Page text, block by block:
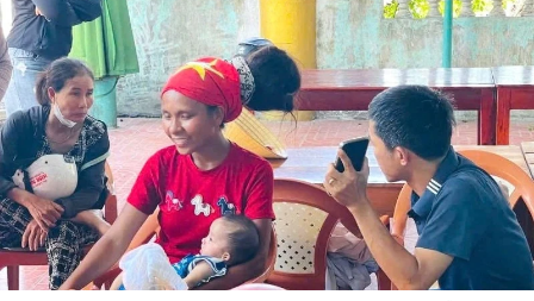
GIÁO DỤC
Y TẾ
KHOA HỌC - CÔNG NGHỆ
MÔI TRƯỜNG
BẠN ĐỌC